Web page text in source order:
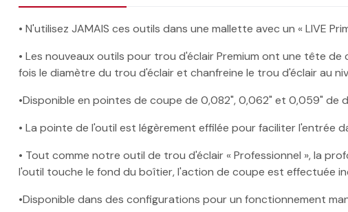
• N'utilisez JAMAIS ces outils dans une mallette avec un « LIVE
• Les nouveaux outils pour trou d'éclair Premium ont une tête
fois le diamètre du trou d'éclair et chanfreine le trou d'éclair au
•Disponible en pointes de coupe de 0,082", 0,062" et 0,059" de
• La pointe de l'outil est légèrement effilée pour faciliter l'entrée
• Tout comme notre outil de trou d'éclair « Professionnel », la
l'outil touche le fond du boîtier, l'action de coupe est effectuée
•Disponible dans des configurations pour un fonctionnement